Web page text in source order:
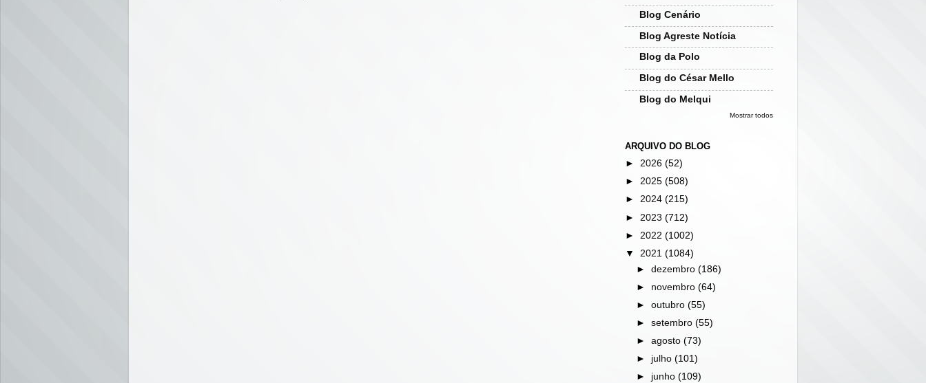
Blog Cenário
Blog Agreste Notícia
Blog da Polo
Blog do César Mello
Blog do Melqui
Mostrar todos
ARQUIVO DO BLOG
► 2026 (52)
► 2025 (508)
► 2024 (215)
► 2023 (712)
► 2022 (1002)
▼ 2021 (1084)
►dezembro(186)
► novembro(64)
►outubro(55)
►setembro(55)
►agosto(73)
► julho(101)
► junho(109)